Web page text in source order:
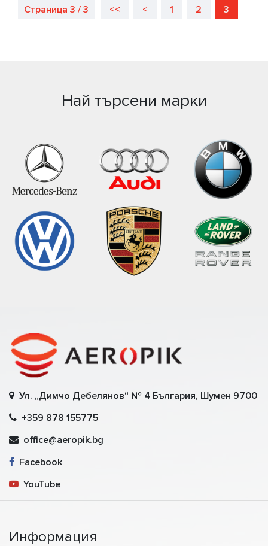
за Вашият автомобил.
Страница 3 / 3 << < 1 2 3
Най търсени марки
Ул. „Димчо Дебелянов“ № 4 България, Шумен 9700
+359 878 155775
office@aeropik.bg
Facebook
YouTube
Информация